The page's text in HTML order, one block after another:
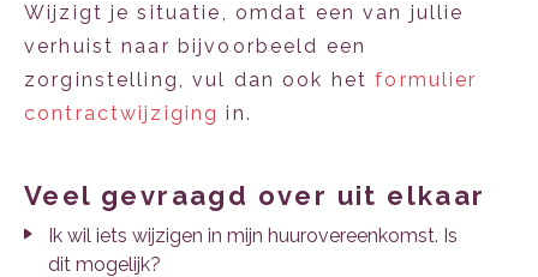
Wijzigt je situatie, omdat een van jullie
verhuist naar bijvoorbeeld een
zorginstelling, vul dan ook hetformulier
contractwijziging in.
veel gevraagd over uit elkaar
Ik wil iets wijzigen in mijn huurovereenkomst. Is
dit mogelijk?